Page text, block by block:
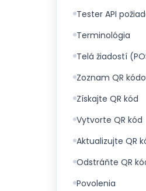
Tester API
Terminológia
Telá žiadostí
Zoznam QR
Získajte QR kód
Vytvorte QR kód
Aktualizujte QR
Odstráňte QR
Povolenia